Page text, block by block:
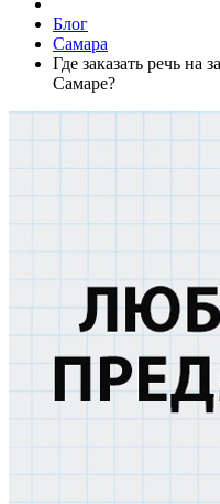
Блог
Самара
Где заказать речь на
Самаре?